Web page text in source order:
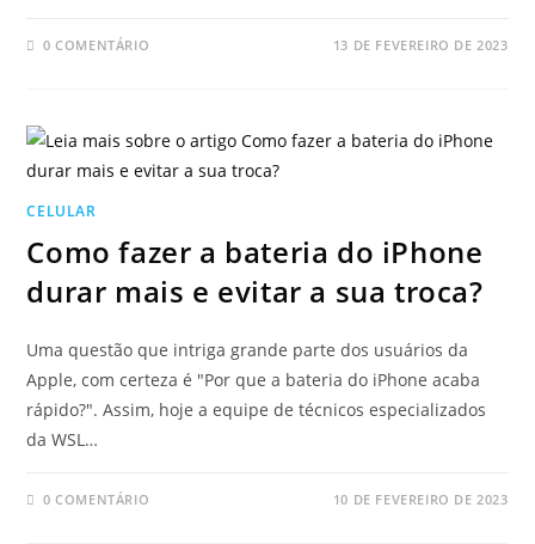
0 COMENTÁRIO 13 DE FEVEREIRO DE 2023
CELULAR
Como fazer a bateria do iPhone
durar mais e evitar a sua troca?
Uma questão que intriga grande parte dos usuários da
Apple, com certeza é "Por que a bateria do iPhone acaba
rápido?". Assim, hoje a equipe de técnicos especializados
da WSL…
0 COMENTÁRIO 10 DE FEVEREIRO DE 2023